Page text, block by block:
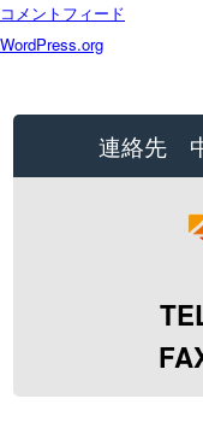
コメントフィード
WordPress.org
連絡先